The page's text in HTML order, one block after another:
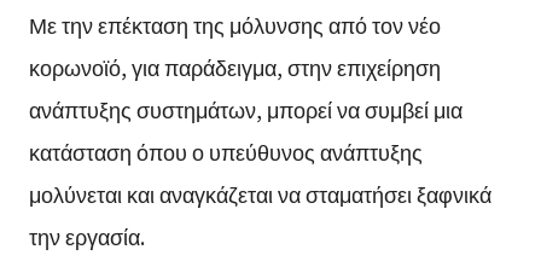
Με την επέκταση της μόλυνσης από τον νέο
κορωνοϊό, για παράδειγμα, στην επιχείρηση
ανάπτυξης συστημάτων, μπορεί να συμβεί μια
κατάσταση όπου ο υπεύθυνος ανάπτυξης
μολύνεται και αναγκάζεται να σταματήσει ξαφνικά
την εργασία.